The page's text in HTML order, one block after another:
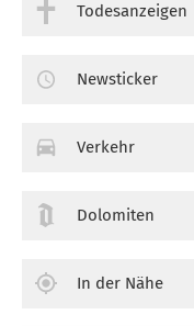
Todesanzeigen
Newsticker
Verkehr
Dolomiten
In der Nähe